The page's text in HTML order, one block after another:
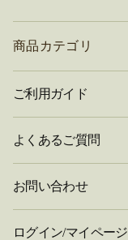
商品カテゴリ
ご利用ガイド
よくあるご質問
お問い合わせ
ログイン/マイページ